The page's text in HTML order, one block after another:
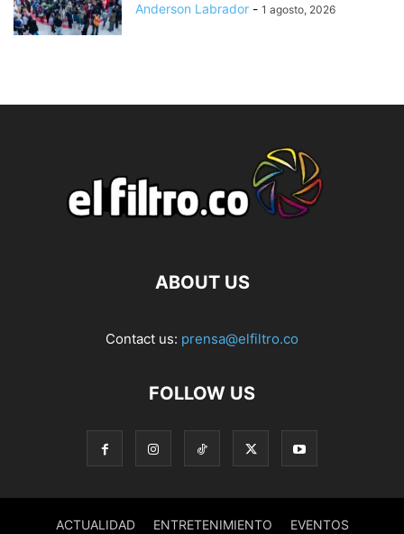
Anderson Labrador - 1 agosto, 2026
ABOUT US
Contact us: prensa@elfiltro.co
FOLLOW US
ACTUALIDAD ENTRETENIMIENTO EVENTOS